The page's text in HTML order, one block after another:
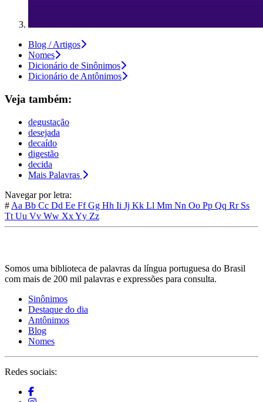
Blog / Artigos
Nomes
Dicionário de Sinônimos
Dicionário de Antônimos
Veja também:
degustação
desejada
decaído
digestão
decida
Mais Palavras
Navegar por letra:
# Aa Bb Cc Dd Ee FfGg Hh Ii Jj Kk Ll Mm Nn Oo Pp Qq Rr Ss
Tt Uu Vv Ww XxYy Zz
Somos uma biblioteca de palavras da língua portuguesa do Brasil
com mais de 200 mil palavras e expressões para consulta.
Sinônimos
Destaque do dia
Antônimos
Blog
Nomes
Redes sociais: